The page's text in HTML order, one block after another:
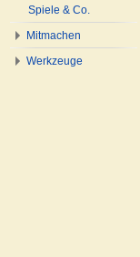
Spiele & Co.
Mitmachen
Werkzeuge